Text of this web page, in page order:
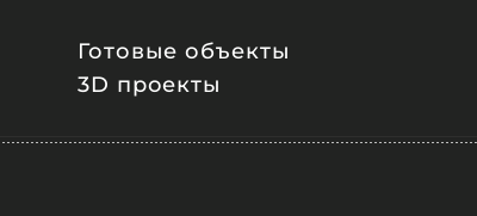
Готовые объекты
3D проекты